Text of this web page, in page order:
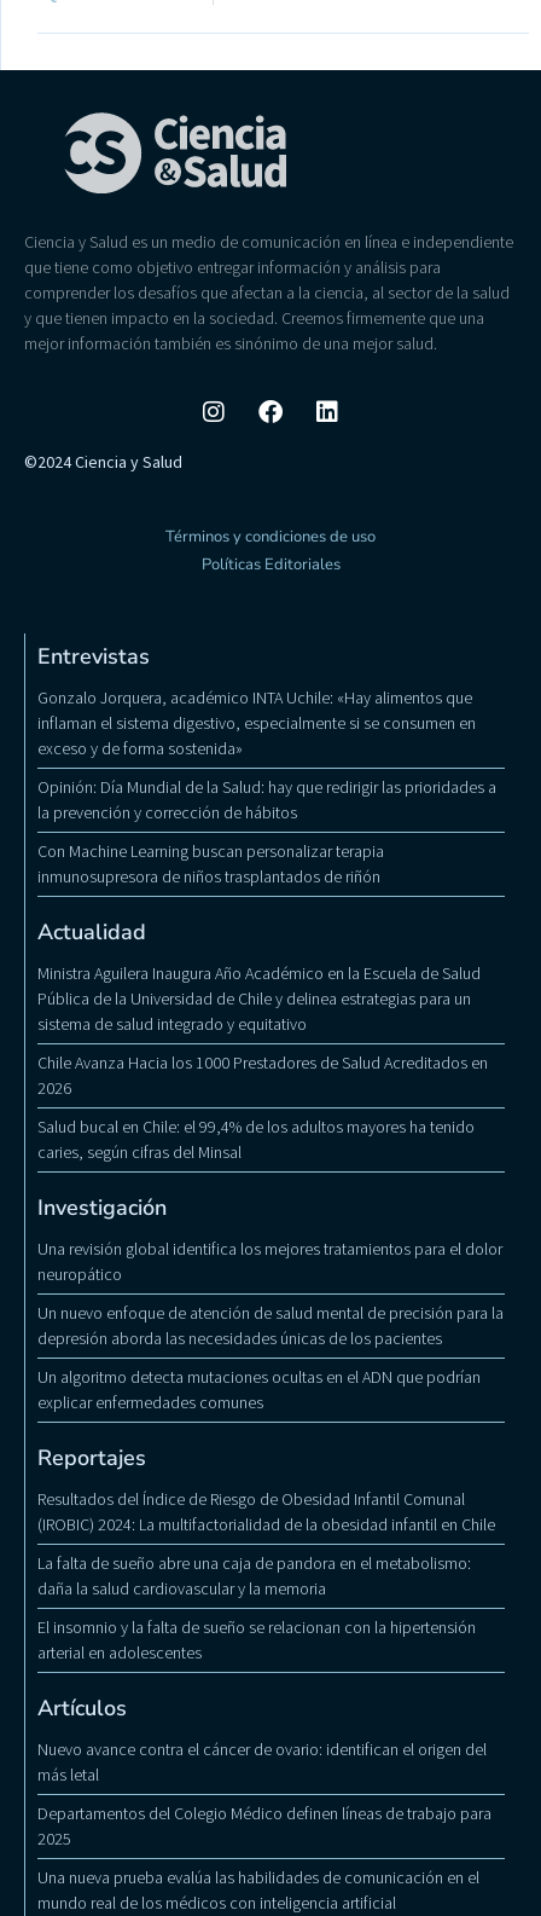
Ciencia y Salud es un medio de comunicación en línea e independiente
que tiene como objetivo entregar información y análisis para
comprender los desafíos que afectan a la ciencia, al sector de la salud
y que tienen impacto en la sociedad. Creemos firmemente que una
mejor información también es sinónimo de una mejor salud.
©2024 Ciencia y Salud
Términos y condiciones de uso
Políticas Editoriales
Entrevistas
Gonzalo Jorquera, académico INTA Uchile: «Hay alimentos que
inflaman el sistema digestivo, especialmente si se consumen en
exceso y de forma sostenida»
Opinión: Día Mundial de la Salud: hay que redirigir las prioridades a
la prevención y corrección de hábitos
Con Machine Learning buscan personalizar terapia
inmunosupresora de niños trasplantados de riñón
Actualidad
Ministra Aguilera Inaugura Año Académico en la Escuela de Salud
Pública de la Universidad de Chile y delinea estrategias para un
sistema de salud integrado y equitativo
Chile Avanza Hacia los 1000 Prestadores de Salud Acreditados en
2026
Salud bucal en Chile: el 99,4% de los adultos mayores ha tenido
caries, según cifras del Minsal
Investigación
Una revisión global identifica los mejores tratamientos para el dolor
neuropático
Un nuevo enfoque de atención de salud mental de precisión para la
depresión aborda las necesidades únicas de los pacientes
Un algoritmo detecta mutaciones ocultas en el ADN que podrían
explicar enfermedades comunes
Reportajes
Resultados del Índice de Riesgo de Obesidad Infantil Comunal
(IROBIC) 2024: La multifactorialidad de la obesidad infantil en Chile
La falta de sueño abre una caja de pandora en el metabolismo:
daña la salud cardiovascular y la memoria
El insomnio y la falta de sueño se relacionan con la hipertensión
arterial en adolescentes
Artículos
Nuevo avance contra el cáncer de ovario: identifican el origen del
más letal
Departamentos del Colegio Médico definen líneas de trabajo para
2025
Una nueva prueba evalúa las habilidades de comunicación en el
mundo real de los médicos con inteligencia artificial